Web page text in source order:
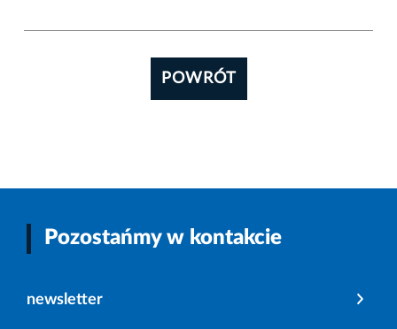
POWRÓT
Pozostańmy w kontakcie
newsletter